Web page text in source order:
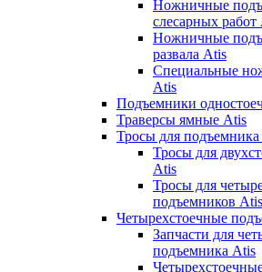
Ножничные
слесарных работ
Ножничные
развала Atis
Специальные
Atis
Подъемники
Траверсы ямные Atis
Тросы для
Тросы для
Atis
Тросы для
подъемников Atis
Четырехстоечные
Запчасти для
подъемника Atis